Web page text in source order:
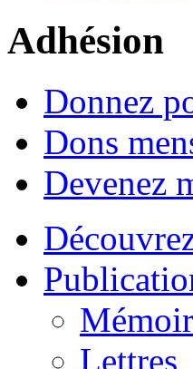
Adhésion
Donnez
Dons
Devenez
Lettres